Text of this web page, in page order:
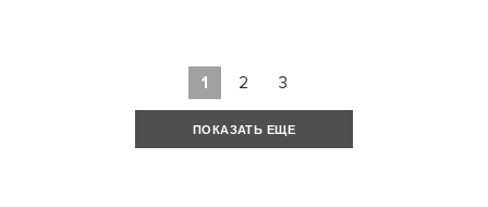
1 2 3
ПОКАЗАТЬ ЕЩЕ